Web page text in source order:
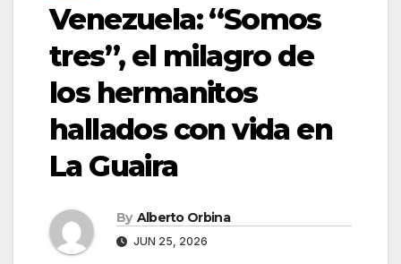
Venezuela: “Somos
tres”, el milagro de
los hermanitos
hallados con vida en
La Guaira
By Alberto Orbina
JUN 25, 2026